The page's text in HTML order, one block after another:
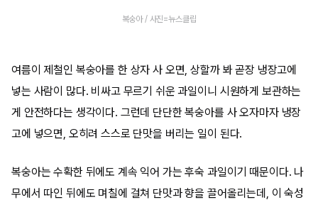
복숭아 / 사진=뉴스클립
여름이 제철인 복숭아를 한 상자 사 오면, 상할까 봐 곧장 냉장고에
넣는 사람이 많다. 비싸고 무르기 쉬운 과일이니 시원하게 보관하는
게 안전하다는 생각이다. 그런데 단단한 복숭아를 사 오자마자 냉장
고에 넣으면, 오히려 스스로 단맛을 버리는 일이 된다.
복숭아는 수확한 뒤에도 계속 익어 가는 후숙 과일이기 때문이다. 나
무에서 따인 뒤에도 며칠에 걸쳐 단맛과 향을 끌어올리는데, 이 숙성